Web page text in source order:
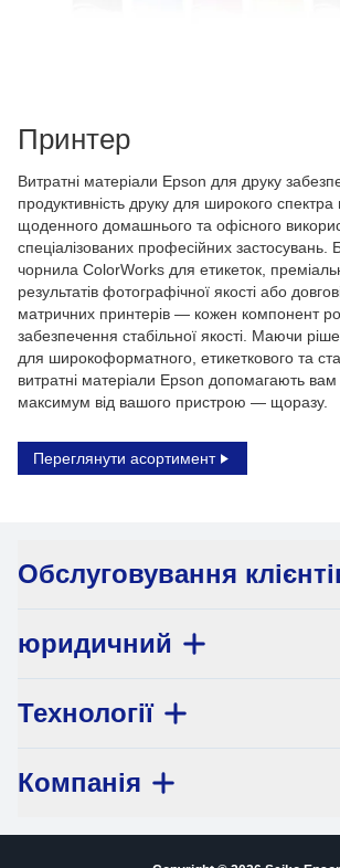
Принтер
Витратні матеріали Epson для друку
продуктивність друку для широкого
щоденного домашнього та офісного
спеціалізованих професійних застосувань.
чорнила ColorWorks для етикеток,
результатів фотографічної якості або
матричних принтерів — кожен компонент
забезпечення стабільної якості. Маючи
для широкоформатного, етикеткового та
витратні матеріали Epson допомагають
максимум від вашого пристрою — щоразу.
Переглянути асортимент
Обслуговування
юридичний
Технології
Компанія